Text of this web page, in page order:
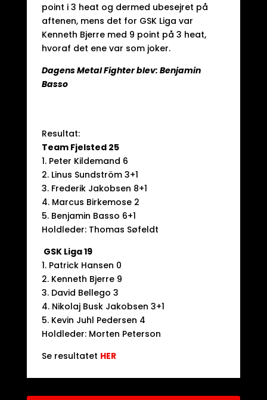
point i 3 heat og dermed ubesejret på
aftenen, mens det for GSK Liga var
Kenneth Bjerre med 9 point på 3 heat,
hvoraf det ene var som joker.
Dagens Metal Fighter blev: Benjamin
Basso
Resultat:
Team Fjelsted 25
1. Peter Kildemand 6
2. Linus Sundström 3+1
3. Frederik Jakobsen 8+1
4. Marcus Birkemose 2
5. Benjamin Basso 6+1
Holdleder: Thomas Søfeldt
GSK Liga 19
1. Patrick Hansen 0
2. Kenneth Bjerre 9
3. David Bellego 3
4. Nikolaj Busk Jakobsen 3+1
5. Kevin Juhl Pedersen 4
Holdleder: Morten Peterson
Se resultatet HER